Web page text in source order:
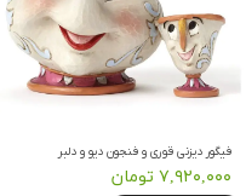
فیگور دیزنی قوری و فنجون دیو و دلبر
۷,۹۲۰,۰۰۰ تومان